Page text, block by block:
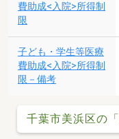
費助成<入院>所得制
限
子ども・学生等医療
費助成<入院>所得制
限－備考
千葉市美浜区の「